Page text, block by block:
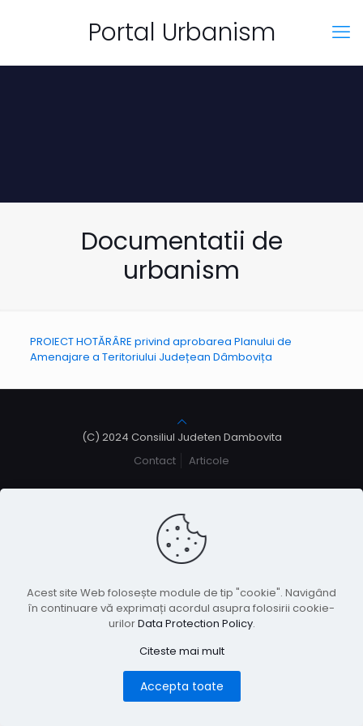
Portal Urbanism
Documentatii de
urbanism
PROIECT HOTĂRÂRE privind aprobarea Planului de
Amenajare a Teritoriului Județean Dâmbovița
(C) 2024 Consiliul Judeten Dambovita
Contact
Articole
Acest site Web folosește module de tip "cookie". Navigând
în continuare vă exprimați acordul asupra folosirii cookie-
urilorData Protection Policy.
Citeste mai mult
Accepta toate